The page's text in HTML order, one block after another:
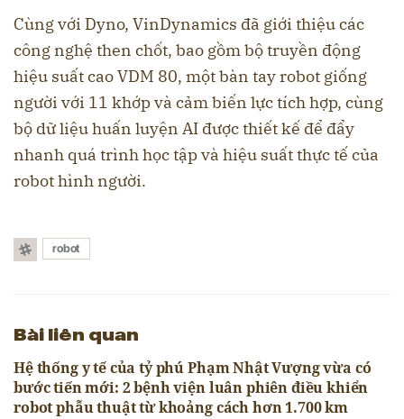
Cùng với Dyno, VinDynamics đã giới thiệu các
công nghệ then chốt, bao gồm bộ truyền động
hiệu suất cao VDM 80, một bàn tay robot giống
người với 11 khớp và cảm biến lực tích hợp, cùng
bộ dữ liệu huấn luyện AI được thiết kế để đẩy
nhanh quá trình học tập và hiệu suất thực tế của
robot hình người.
robot
Bài liên quan
Hệ thống y tế của tỷ phú Phạm Nhật Vượng vừa có
bước tiến mới: 2 bệnh viện luân phiên điều khiển
robot phẫu thuật từ khoảng cách hơn 1.700 km